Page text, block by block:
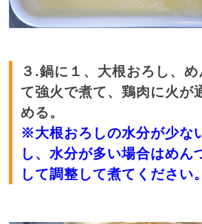
３.鍋に１、大根おろし、
て強火で煮て、鶏肉に火が
める。
※大根おろしの水分が少な
し、水分が多い場合はめん
して調整して煮てください。